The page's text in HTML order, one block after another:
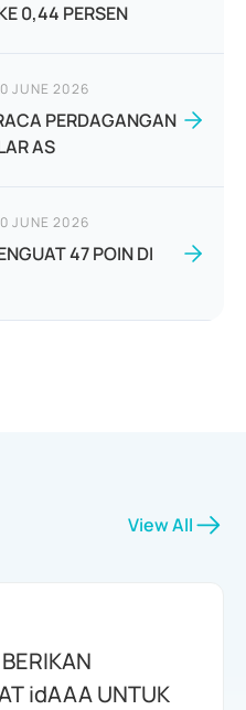
0,44 PERSEN
JUNE 2026
PERDAGANGAN
AS
JUNE 2026
47 POIN DI
View All
idAAA UNTUK